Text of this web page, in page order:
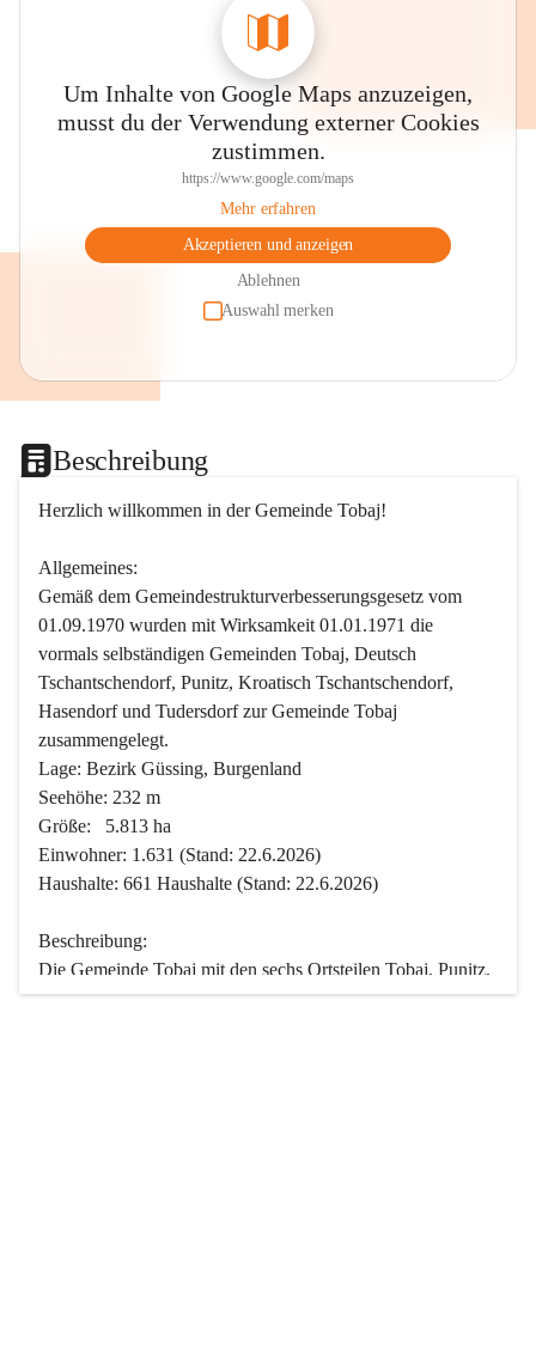
Um Inhalte von Google Maps anzuzeigen,
musst du der Verwendung externer Cookies
zustimmen.
https://www.google.com/maps
Mehr erfahren
Akzeptieren und anzeigen
Ablehnen
Auswahl merken
Beschreibung
Herzlich willkommen in der Gemeinde Tobaj!
Allgemeines:
Gemäß dem Gemeindestrukturverbesserungsgesetz vom
01.09.1970 wurden mit Wirksamkeit 01.01.1971 die
vormals selbständigen Gemeinden Tobaj, Deutsch
Tschantschendorf, Punitz, Kroatisch Tschantschendorf,
Hasendorf und Tudersdorf zur Gemeinde Tobaj
zusammengelegt.
Lage: Bezirk Güssing, Burgenland
Seehöhe: 232 m
Größe:   5.813 ha
Einwohner: 1.631 (Stand: 22.6.2026)
Haushalte: 661 Haushalte (Stand: 22.6.2026)
Beschreibung:
Die Gemeinde Tobaj mit den sechs Ortsteilen Tobaj, Punitz,
Deutsch Tschantschendorf, Kroatisch Tschantschendorf,